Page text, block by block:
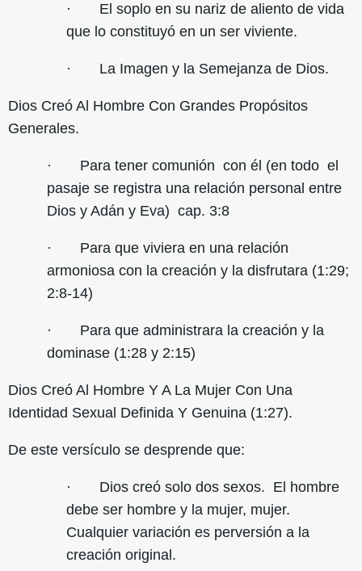
· El soplo en su nariz de aliento de vida
que lo constituyó en un ser viviente.
· La Imagen y la Semejanza de Dios.
Dios Creó Al Hombre Con Grandes Propósitos
Generales.
· Para tener comunión con él (en todo el
pasaje se registra una relación personal entre
Dios y Adán y Eva) cap. 3:8
· Para que viviera en una relación
armoniosa con la creación y la disfrutara (1:29;
2:8-14)
· Para que administrara la creación y la
dominase (1:28 y 2:15)
Dios Creó Al Hombre Y A La Mujer Con Una
Identidad Sexual Definida Y Genuina (1:27).
De este versículo se desprende que:
· Dios creó solo dos sexos. El hombre
debe ser hombre y la mujer, mujer.
Cualquier variación es perversión a la
creación original.